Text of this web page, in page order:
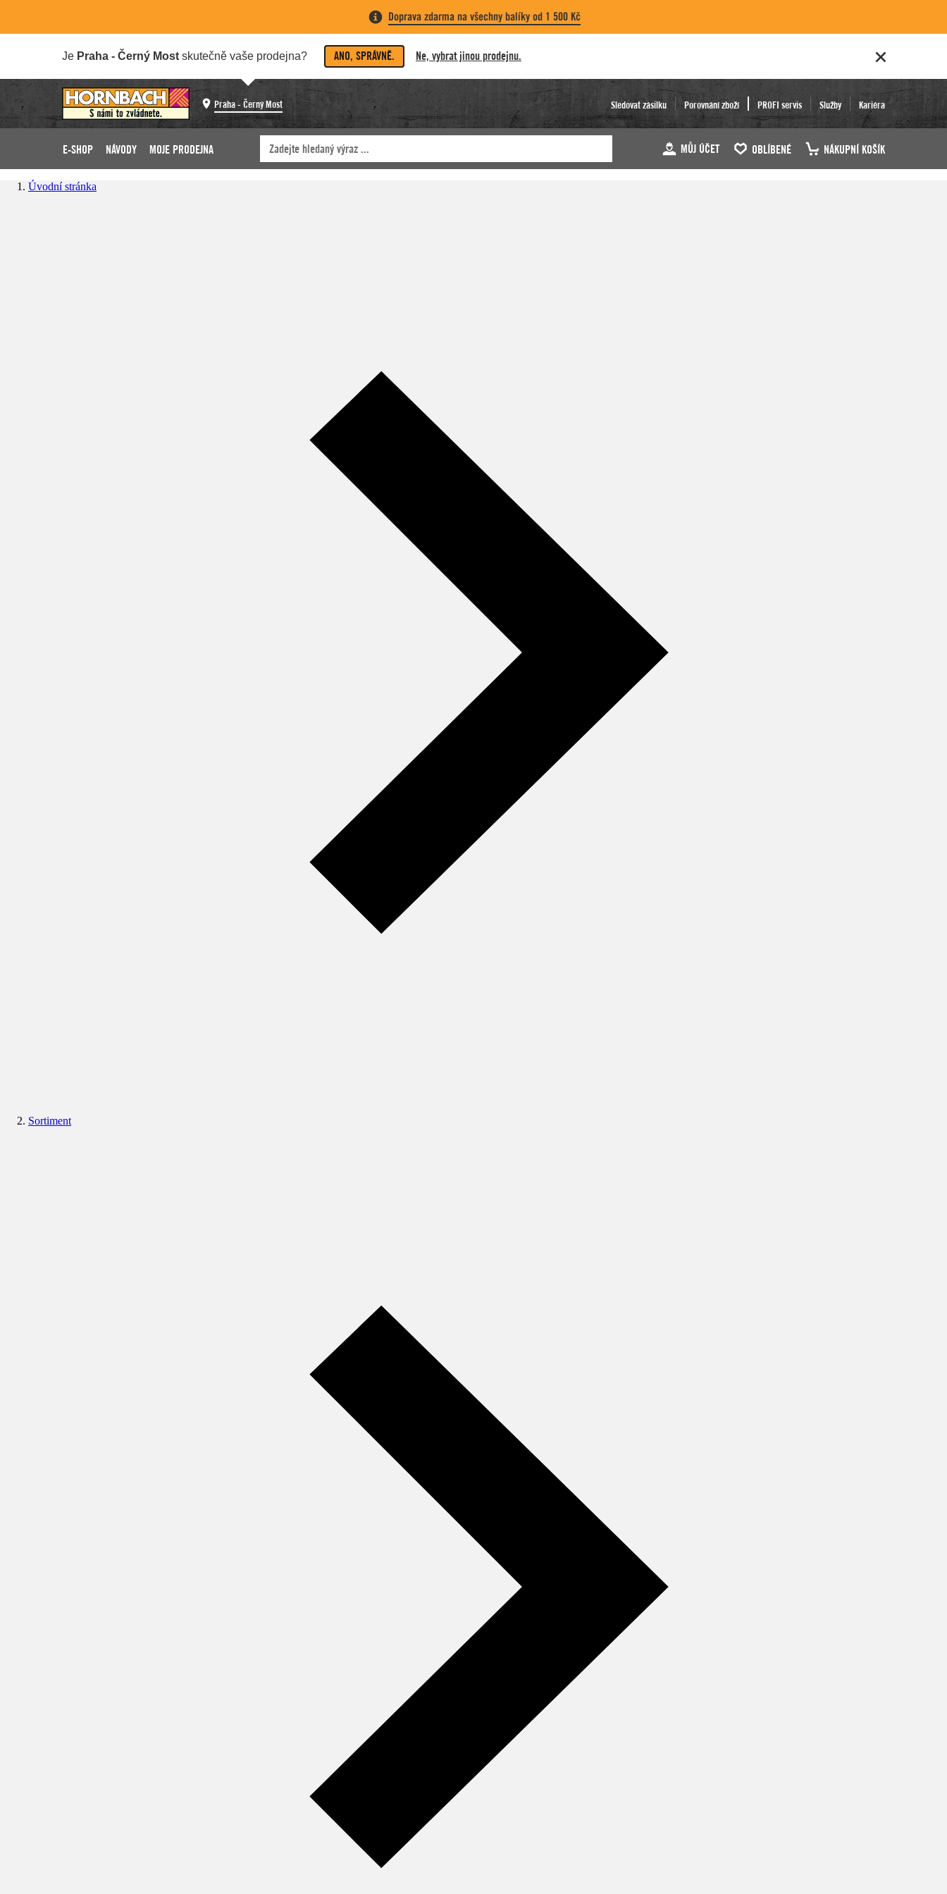
Doprava zdarma na všechny balíky od 1 500 Kč
Je Praha - Černý Most skutečně vaše prodejna? ANO, SPRÁVNĚ. Ne, vybrat jinou prodejnu.
Praha - Černý Most Sledovat zásilku Porovnání zboží PROFI servis Služby Kariéra
E-SHOP NÁVODY MOJE PRODEJNA MŮJ ÚČET OBLÍBENÉ NÁKUPNÍ KOŠÍK
Úvodní stránka
Sortiment